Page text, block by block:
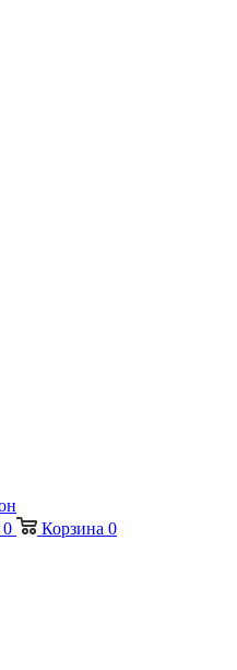
0 Корзина 0